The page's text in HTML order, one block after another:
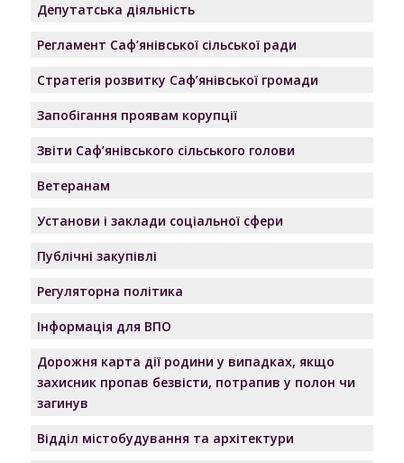
Депутатська діяльність
Регламент Саф’янівської сільської ради
Стратегія розвитку Саф’янівської громади
Запобігання проявам корупції
Звіти Саф’янівського сільського голови
Ветеранам
Установи і заклади соціальної сфери
Публічні закупівлі
Регуляторна політика
Інформація для ВПО
Дорожня карта дії родини у випадках, якщо
захисник пропав безвісти, потрапив у полон чи
загинув
Відділ містобудування та архітектури